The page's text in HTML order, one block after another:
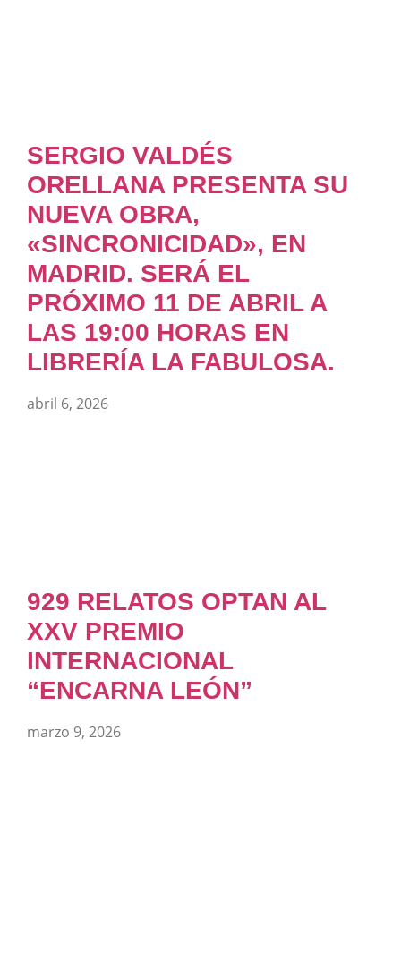
SERGIO VALDÉS
ORELLANA PRESENTA SU
NUEVA OBRA,
«SINCRONICIDAD», EN
MADRID. SERÁ EL
PRÓXIMO 11 DE ABRIL A
LAS 19:00 HORAS EN
LIBRERÍA LA FABULOSA.
abril 6, 2026
929 RELATOS OPTAN AL
XXV PREMIO
INTERNACIONAL
“ENCARNA LEÓN”
marzo 9, 2026